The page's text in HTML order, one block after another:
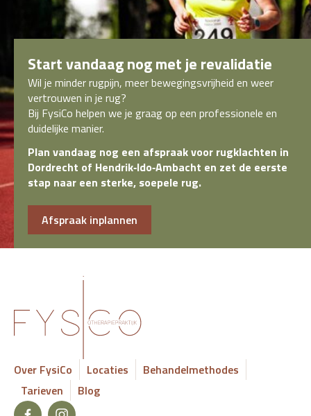
Start vandaag nog met je revalidatie
Wil je minder rugpijn, meer bewegingsvrijheid en weer
vertrouwen in je rug?
Bij FysiCo helpen we je graag op een professionele en
duidelijke manier.
Plan vandaag nog een afspraak voor rugklachten in
Dordrecht of Hendrik‑Ido‑Ambacht en zet de eerste
stap naar een sterke, soepele rug.
Afspraak inplannen
Over FysiCo Locaties
Behandelmethodes
Tarieven
Blog